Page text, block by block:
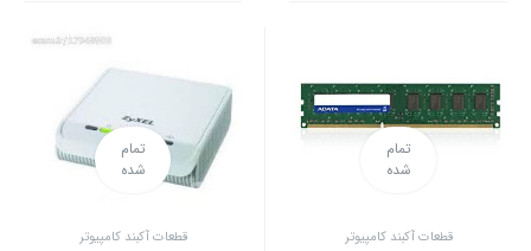
تمام
شده
قطعات آکبند کامپیوتر
تمام
شده
قطعات آکبند کامپیوتر